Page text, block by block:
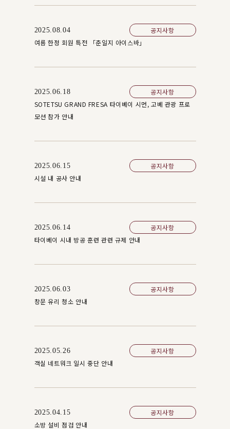
2025.08.04
공지사항
여름 한정 회원 특전 「춘일지 아이스바」
2025.06.18
공지사항
SOTETSU GRAND FRESA 타이베이 시먼, 고베 관광 프로
모션 참가 안내
2025.06.15
공지사항
시설 내 공사 안내
2025.06.14
공지사항
타이베이 시내 방공 훈련 관련 규제 안내
2025.06.03
공지사항
창문 유리 청소 안내
2025.05.26
공지사항
객실 네트워크 일시 중단 안내
2025.04.15
공지사항
소방 설비 점검 안내